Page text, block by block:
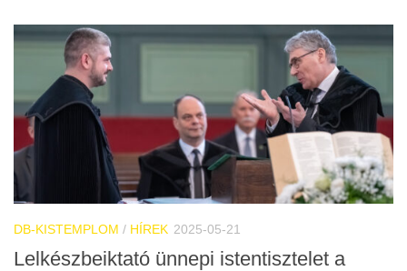
DB-KISTEMPLOM / HÍREK 2025-05-21
Lelkészbeiktató ünnepi istentisztelet a